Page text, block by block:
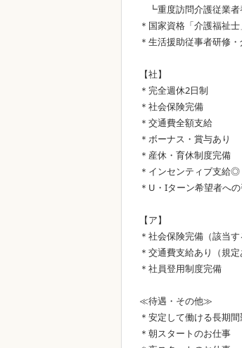
┗重度訪問介護従業者
＊国家資格「介護福祉
＊生活援助従事者研修
【社】
＊完全週休2日制
＊社会保険完備
＊交通費全額支給
＊ボーナス・賞与あり
＊産休・育休制度完備
＊インセンティブ支給◎
＊U・Iターン希望者へ
【ア】
＊社会保険完備（該当す
＊交通費支給あり（規定
＊社員登用制度完備
≪待遇・その他≫
＊安定して働ける長期
＊朝スタートのお仕事